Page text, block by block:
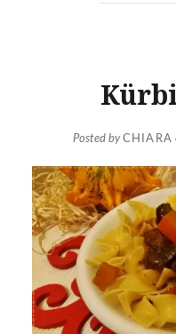
Posted byCHIARA